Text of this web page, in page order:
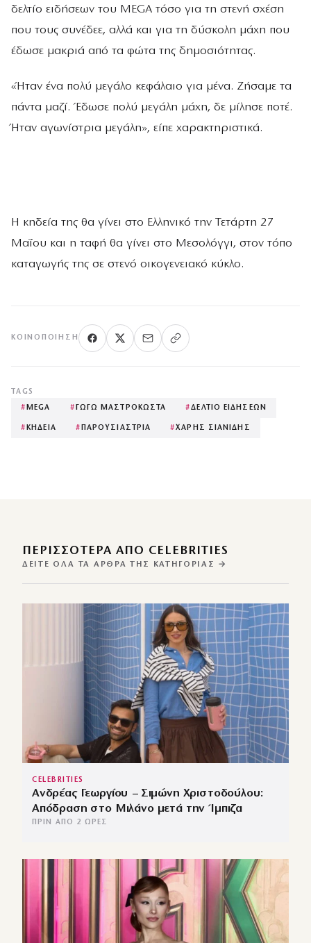
δελτίο ειδήσεων του MEGA τόσο για τη στενή σχέση
που τους συνέδεε, αλλά και για τη δύσκολη μάχη που
έδωσε μακριά από τα φώτα της δημοσιότητας.
«Ήταν ένα πολύ μεγάλο κεφάλαιο για μένα. Ζήσαμε τα
πάντα μαζί. Έδωσε πολύ μεγάλη μάχη, δε μίλησε ποτέ.
Ήταν αγωνίστρια μεγάλη», είπε χαρακτηριστικά.
Η κηδεία της θα γίνει στο Ελληνικό την Τετάρτη 27
Μαΐου και η ταφή θα γίνει στο Μεσολόγγι, στον τόπο
καταγωγής της σε στενό οικογενειακό κύκλο.
ΚΟΙΝΟΠΟΊΗΣΗ
TAGS
# MEGA # ΓΩΓΩ ΜΑΣΤΡΟΚΩΣΤΑ #ΔΕΛΤΙΟ ΕΙΔΗΣΕΩΝ
# ΚΗΔΕΙΑ # ΠΑΡΟΥΣΙΑΣΤΡΙΑ #ΧΑΡΗΣ ΣΙΑΝΙΔΗΣ
ΠΕΡΙΣΣΌΤΕΡΑ ΑΠΌ CELEBRITIES
ΔΕΊΤΕ ΌΛΑ ΤΑ ΆΡΘΡΑ ΤΗΣ ΚΑΤΗΓΟΡΊΑΣ →
CELEBRITIES
Ανδρέας Γεωργίου – Σιμώνη Χριστοδούλου:
Απόδραση στο Μιλάνο μετά την Ίμπιζα
ΠΡΙΝ ΑΠΌ 2 ΏΡΕΣ